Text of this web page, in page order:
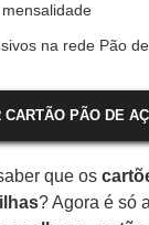
na rede Pão
CARTÃO PÃO DE
que os
? Agora é só